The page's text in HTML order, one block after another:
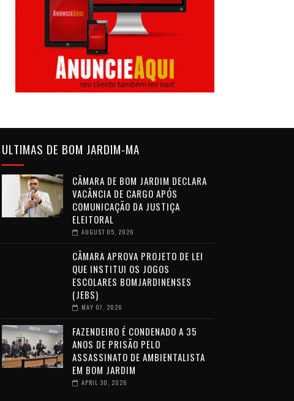
ULTIMAS DE BOM JARDIM-MA
CÂMARA DE BOM JARDIM DECLARA
VACÂNCIA DE CARGO APÓS
COMUNICAÇÃO DA JUSTIÇA
ELEITORAL
AUGUST 05, 2026
CÂMARA APROVA PROJETO DE LEI
QUE INSTITUI OS JOGOS
ESCOLARES BOMJARDINENSES
(JEBS)
MAY 07, 2026
FAZENDEIRO É CONDENADO A 35
ANOS DE PRISÃO PELO
ASSASSINATO DE AMBIENTALISTA
EM BOM JARDIM
APRIL 30, 2026